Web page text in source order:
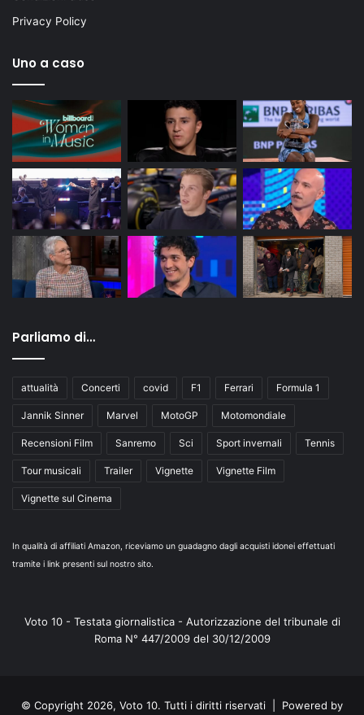
Privacy Policy
Uno a caso
Parliamo di…
attualità Concerti covid F1 Ferrari Formula 1
Jannik Sinner Marvel MotoGP Motomondiale
Recensioni Film Sanremo Sci Sport invernali Tennis
Tour musicali Trailer Vignette Vignette Film
Vignette sul Cinema
In qualità di affiliati Amazon, riceviamo un guadagno dagli acquisti idonei effettuati
tramite i link presenti sul nostro sito.
Voto 10 - Testata giornalistica - Autorizzazione del tribunale di
Roma N° 447/2009 del 30/12/2009
© Copyright 2026, Voto 10. Tutti i diritti riservati | Powered by